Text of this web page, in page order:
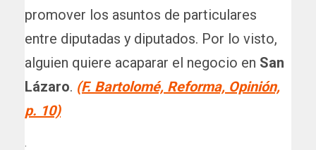
promover los asuntos de particulares
entre diputadas y diputados. Por lo visto,
alguien quiere acaparar el negocio en San
Lázaro. (F. Bartolomé, Reforma, Opinión,
p. 10)
.